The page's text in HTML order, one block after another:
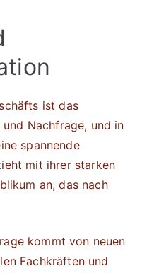
ist das
Nachfrage, und in
spannende
mit ihrer starken
an, das nach
kommt von neuen
Fachkräften und